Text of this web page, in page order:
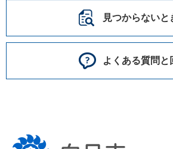
見つからないと
よくある質問と
向